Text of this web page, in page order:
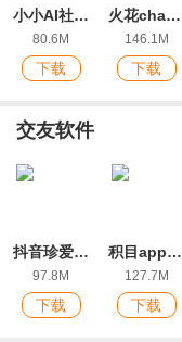
小小AI社交app官方版
80.6M
下载
火花chat app安卓版
146.1M
下载
交友软件
抖音珍爱网app最新版
97.8M
下载
积目app官方版
127.7M
下载